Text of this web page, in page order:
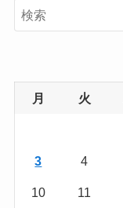
月 火
3 4
10 11